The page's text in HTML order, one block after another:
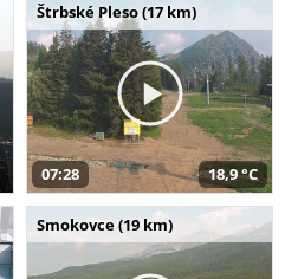
Štrbské Pleso (17 km)
07:28 18,9 °C
Smokovce (19 km)